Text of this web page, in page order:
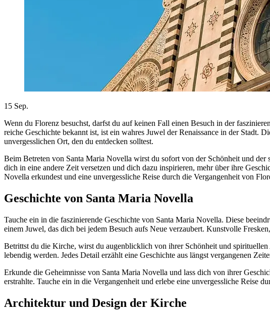
15 Sep.
Wenn du Florenz besuchst, darfst du auf keinen Fall einen Besuch in der
reiche Geschichte bekannt ist, ist ein wahres Juwel der Renaissance in der Stadt.
unvergesslichen Ort, den du entdecken solltest.
Beim Betreten von Santa Maria Novella wirst du sofort von der Schönheit und
dich in eine andere Zeit versetzen und dich dazu inspirieren, mehr über ihre
Novella erkundest und eine unvergessliche Reise durch die Vergangenheit von
Geschichte von Santa Maria Novella
Tauche ein in die faszinierende Geschichte von Santa Maria Novella. Diese
einem Juwel, das dich bei jedem Besuch aufs Neue verzaubert. Kunstvolle
Betrittst du die Kirche, wirst du augenblicklich von ihrer Schönheit und
lebendig werden. Jedes Detail erzählt eine Geschichte aus längst vergangenen
Erkunde die Geheimnisse von Santa Maria Novella und lass dich von ihrer
erstrahlte. Tauche ein in die Vergangenheit und erlebe eine unvergessliche Reise
Architektur und Design der Kirche